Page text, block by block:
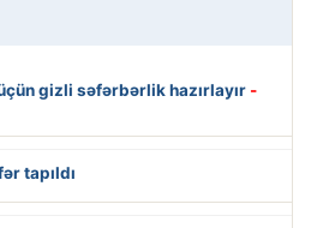
gizli səfərbərlik hazırlayır -
tapıldı